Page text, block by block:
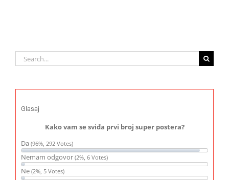
Search
for:
Glasaj
Kako vam se sviđa prvi broj super postera?
Da (96%, 292 Votes)
Nemam odgovor (2%, 6 Votes)
Ne (2%, 5 Votes)